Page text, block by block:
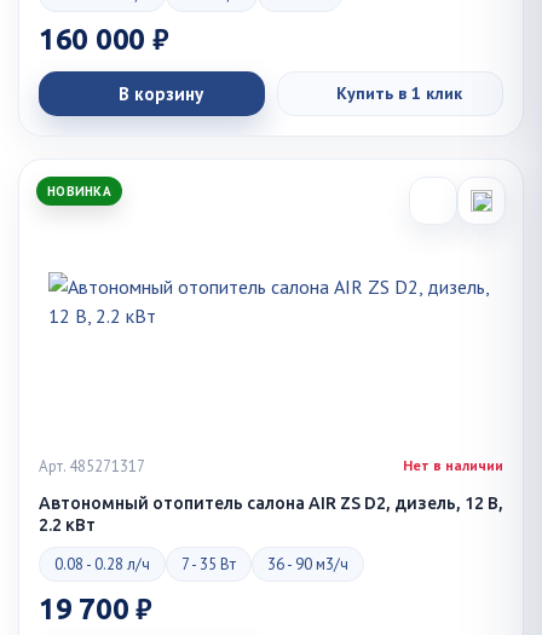
160 000 ₽
В корзину Купить в 1 клик
НОВИНКА
Арт. 485271317 Нет в наличии
Автономный отопитель салона AIR ZS D2, дизель, 12 В,
2.2 кВт
0.08 - 0.28 л/ч 7 - 35 Вт 36 - 90 м3/ч
19 700 ₽